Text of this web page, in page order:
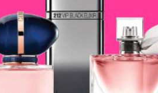
rosas, duraznos y monoi